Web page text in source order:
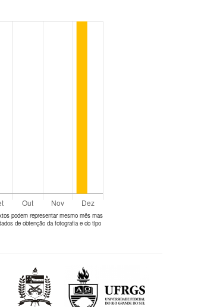
podem representar mesmo mês mas
de obtenção da fotografia e do tipo